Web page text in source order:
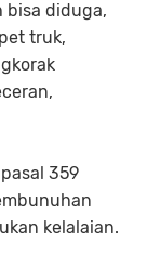
bisa diduga,
truk,
359
kelalaian.